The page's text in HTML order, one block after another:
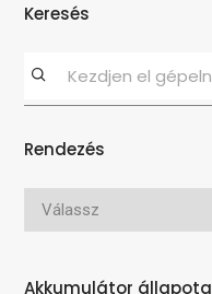
Keresés
Rendezés
Akkumulátor állapota